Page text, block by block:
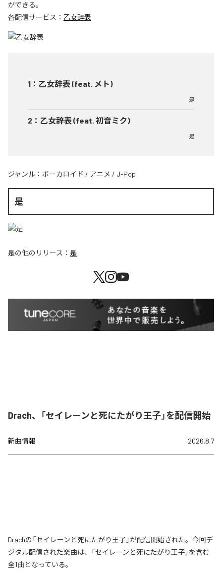
ができる。
各配信サービス： 乙女辞表
1 ： 乙女辞表 (feat. メト)
是
2 ： 乙女辞表 (feat. 初音ミク)
是
ジャンル： ボーカロイド / アニメ / J-Pop
是
是の他のリリース： 是
Drach、「セイレーンと死にたがり王子」を配信開始
新曲情報 2026.8.7
Drachの「セイレーンと死にたがり王子」が配信開始された。今回デ
ジタル配信された楽曲は、「セイレーンと死にたがり王子」を含む
全1曲となっている。